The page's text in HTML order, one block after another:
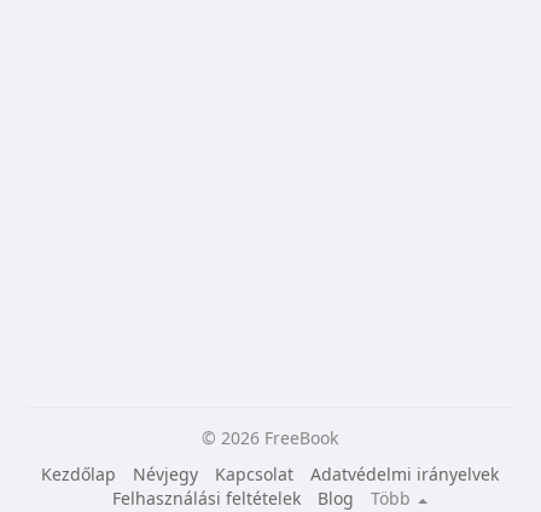
© 2026 FreeBook
Kezdőlap
Névjegy Kapcsolat
Adatvédelmi irányelvek
Felhasználási feltételek
Blog
Több